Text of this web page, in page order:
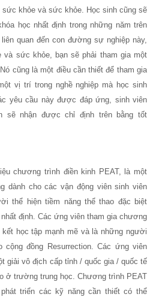
sức khỏe và sức khỏe. Học sinh cũng sẽ
học nhất định trong những năm trên
quan đến con đường sự nghiệp này,
sức khỏe, bạn sẽ phải tham gia một
cũng là một điều cần thiết để tham gia
vị trí trong nghề nghiệp mà học sinh
yêu cầu này được đáp ứng, sinh viên
sẽ nhận được chỉ định trên bằng tốt
chương trình điền kinh PEAT, là một
dành cho các vận động viên sinh viên
thể hiện tiềm năng thể thao đặc biệt
định. Các ứng viên tham gia chương
học tập mạnh mẽ và là những người
đồng Resurrection. Các ứng viên
giải vô địch cấp tỉnh / quốc gia / quốc tế
ở trường trung học. Chương trình PEAT
triển các kỹ năng cần thiết có thể